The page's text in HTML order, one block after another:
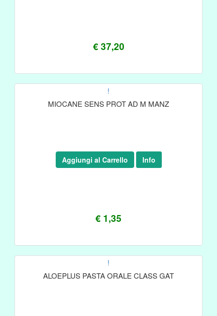
€ 37,20
!
MIOCANE SENS PROT AD M MANZ
€ 1,35
Aggiungi al Carrello Info
!
ALOEPLUS PASTA ORALE CLASS GAT